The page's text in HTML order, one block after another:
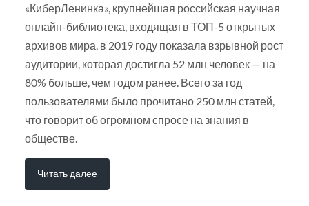
«КиберЛенинка», крупнейшая российская научная
онлайн-библиотека, входящая в ТОП-5 открытых
архивов мира, в 2019 году показала взрывной рост
аудитории, которая достигла 52 млн человек — на
80% больше, чем годом ранее. Всего за год
пользователями было прочитано 250 млн статей,
что говорит об огромном спросе на знания в
обществе.
Читать далее